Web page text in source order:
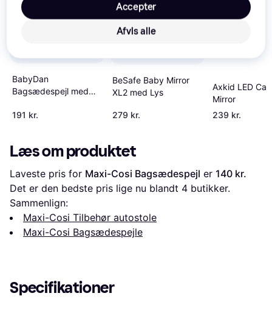
-28 kr.
BabyDan
Bagsædespejl med
191 kr.
BeSafe Baby Mirror
XL2 med Lys
279 kr.
Axkid LED Car
Mirror
239 kr.
Læs om produktet
Laveste pris for Maxi-Cosi Bagsædespejl er 140 kr.
Det er den bedste pris lige nu blandt 4 butikker.
Sammenlign:
Maxi-Cosi Tilbehør autostole
Maxi-Cosi Bagsædespejle
Specifikationer
Afvis alle
Accepter